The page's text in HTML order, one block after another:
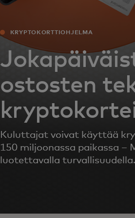
KRYPTOKORTTIOHJELMA‎
ostosten
Kuluttajat voivat käyttää
150 miljoonassa paikassa –
luotettavalla turvallisuudella.